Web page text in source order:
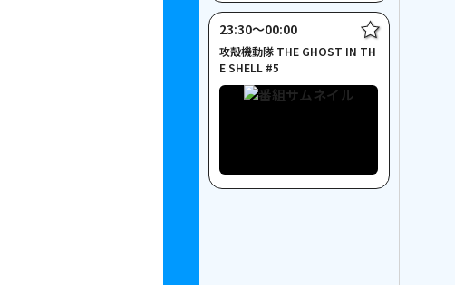
23:30〜00:00
攻殻機動隊 THE GHOST IN TH
E SHELL #5